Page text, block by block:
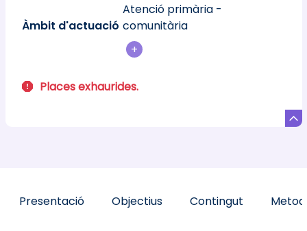
Àmbit d'actuació
Atenció primària -
comunitària
+
Places exhaurides.
Presentació Objectius Contingut